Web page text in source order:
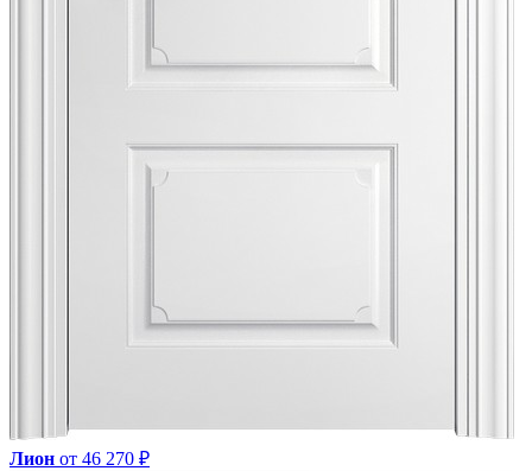
Лион от 46 270 ₽